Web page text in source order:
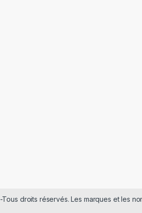
-Tous droits réservés. Les marques et les